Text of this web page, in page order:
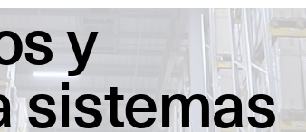
y
sistemas